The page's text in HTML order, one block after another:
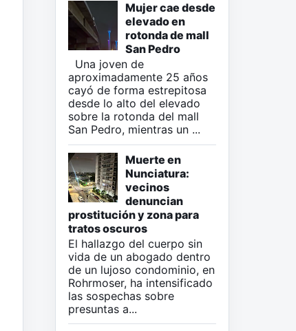
Mujer cae desde
elevado en
rotonda de mall
San Pedro
Una joven de
aproximadamente 25 años
cayó de forma estrepitosa
desde lo alto del elevado
sobre la rotonda del mall
San Pedro, mientras un ...
Muerte en
Nunciatura:
vecinos
denuncian
prostitución y zona para
tratos oscuros
El hallazgo del cuerpo sin
vida de un abogado dentro
de un lujoso condominio, en
Rohrmoser, ha intensificado
las sospechas sobre
presuntas a...